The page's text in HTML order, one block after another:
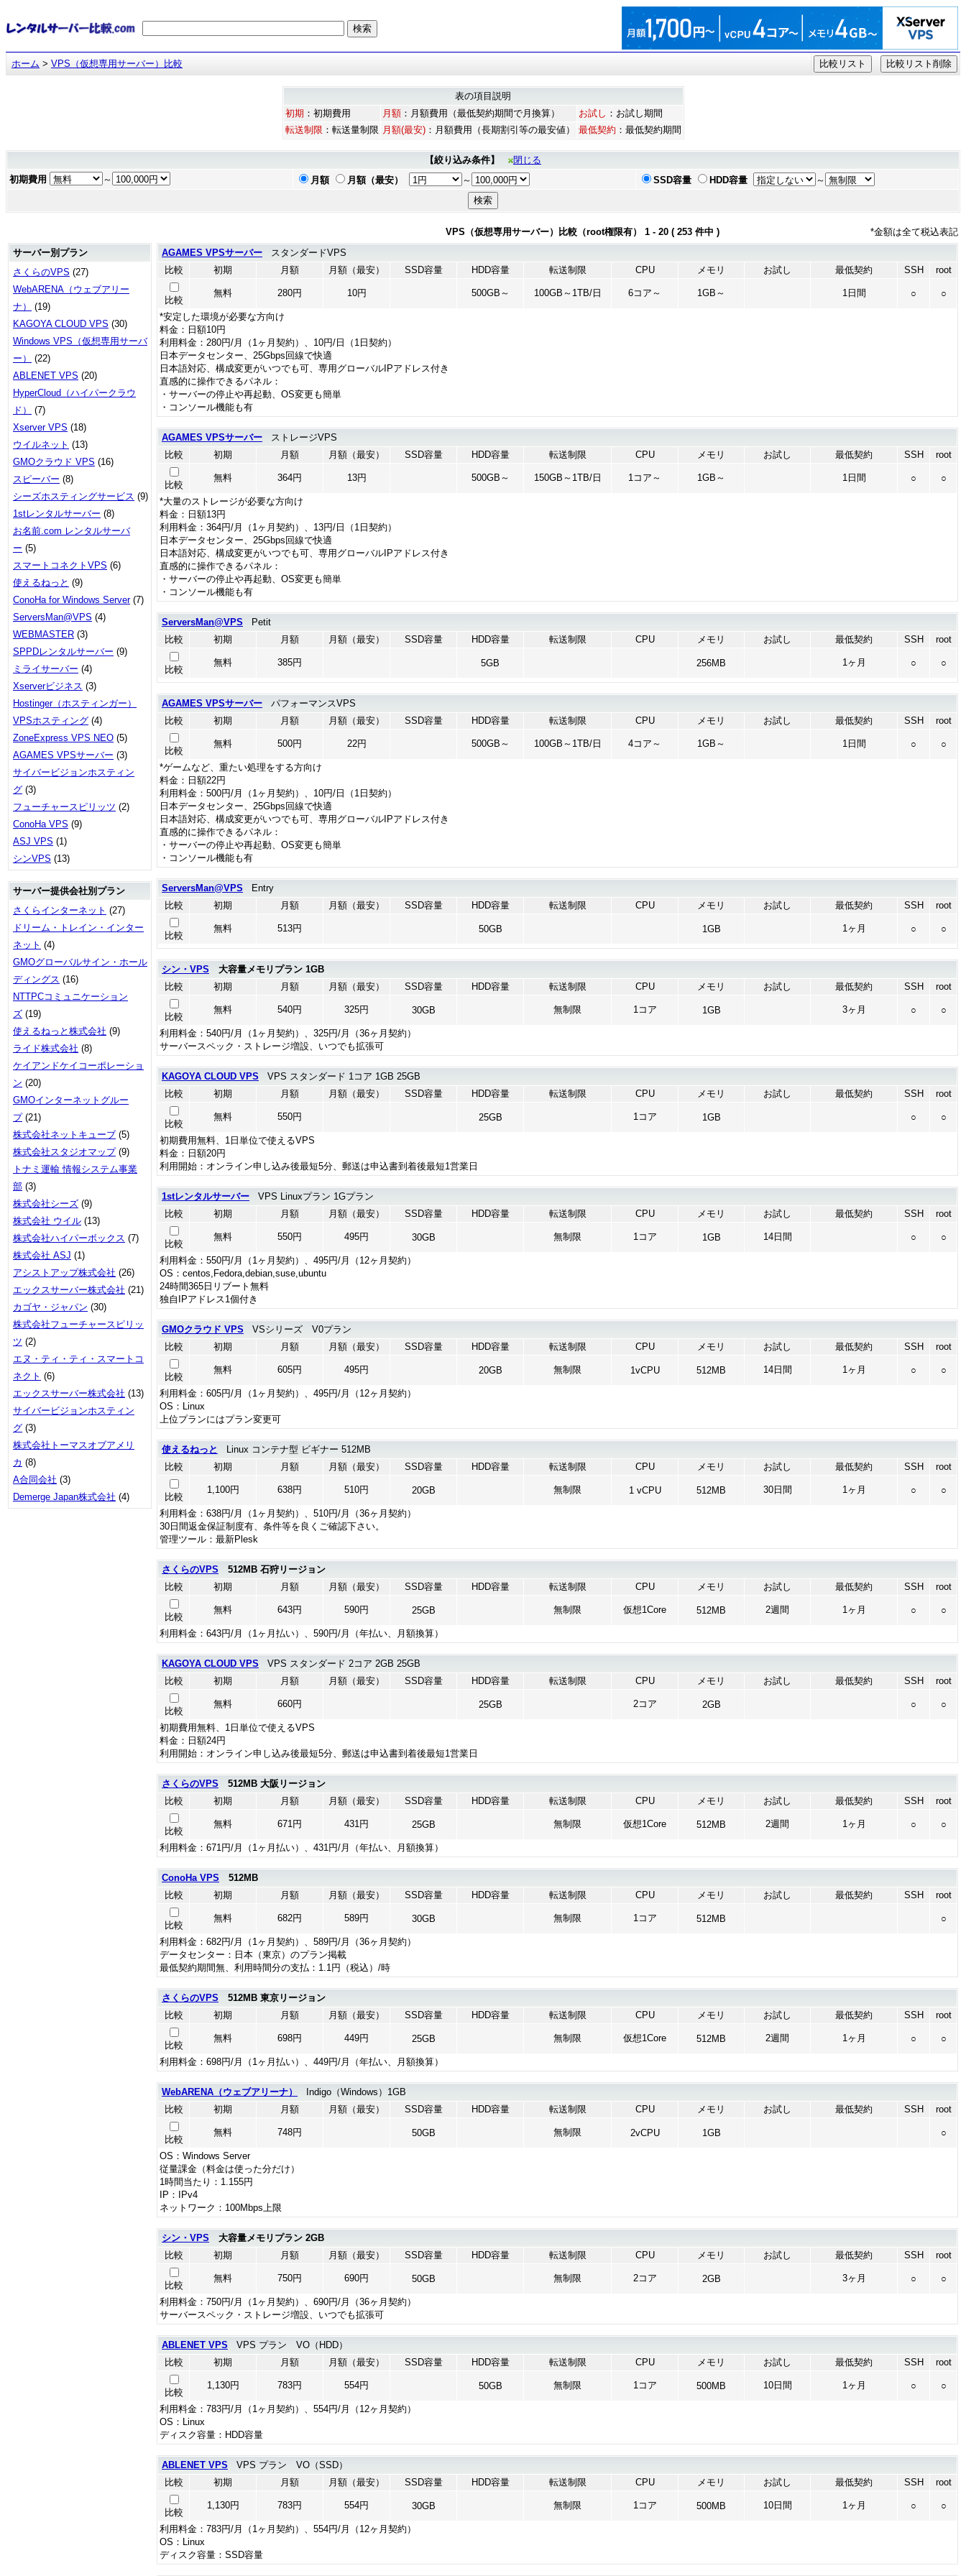
ホーム > VPS（仮想専用サーバー）比較
表の項目説明
初期 ：初期費用 月額：月額費用（最低契約期間で月換算） お試し ：お試し期間
転送制限 ：転送量制限 月額(最安)：月額費用（長期割引等の最安値） 最低契約 ：最低契約期間
【絞り込み条件】
閉じる
初期費用
～ 月額 月額（最安） ～ SSD容量 HDD容量 ～
VPS（仮想専用サーバー）比較（root権限有） 1 - 20 ( 253 件中 )
*金額は全て税込表記
サーバー別プラン
さくらのVPS (27)
WebARENA（ウェブアリー
ナ）
(19)
KAGOYA CLOUD VPS (30)
Windows VPS（仮想専用サーバ
ー）
(22)
ABLENET VPS (20)
HyperCloud（ハイパークラウ
ド）
(7)
Xserver VPS (18)
ウイルネット (13)
GMOクラウド VPS (16)
スピーバー (8)
シーズホスティングサービス (9)
1stレンタルサーバー (8)
お名前.com レンタルサーバ
ー (5)
スマートコネクトVPS (6)
使えるねっと (9)
ConoHa for Windows Server(7)
ServersMan@VPS (4)
WEBMASTER (3)
SPPDレンタルサーバー (9)
ミライサーバー (4)
Xserverビジネス (3)
Hostinger（ホスティンガー）
VPSホスティング (4)
ZoneExpress VPS NEO (5)
AGAMES VPSサーバー (3)
サイバービジョンホスティン
グ (3)
フューチャースピリッツ (2)
ConoHa VPS (9)
ASJ VPS (1)
シンVPS (13)
サーバー提供会社別プラン
さくらインターネット (27)
ドリーム・トレイン・インター
ネット (4)
GMOグローバルサイン・ホール
ディングス (16)
NTTPCコミュニケーション
ズ (19)
使えるねっと株式会社 (9)
ライド株式会社 (8)
ケイアンドケイコーポレーショ
ン (20)
GMOインターネットグルー
プ(21)
株式会社ネットキューブ (5)
株式会社スタジオマップ(9)
トナミ運輸 情報システム事業
部 (3)
株式会社シーズ (9)
株式会社 ウイル (13)
株式会社ハイパーボックス (7)
株式会社 ASJ (1)
アシストアップ株式会社 (26)
エックスサーバー株式会社 (21)
カゴヤ・ジャパン (30)
株式会社フューチャースピリッ
ツ (2)
エヌ・ティ・ティ・スマートコ
ネクト (6)
エックスサーバー株式会社 (13)
サイバービジョンホスティン
グ (3)
株式会社トーマスオブアメリ
カ (8)
A合同会社 (3)
Demerge Japan株式会社 (4)
AGAMES VPSサーバー スタンダードVPS
比較
初期 月額 月額（最安） SSD容量 HDD容量 転送制限 CPU メモリ お試し 最低契約 SSH root
比較
無料 280円 10円 500GB～ 100GB～1TB/日 6コア～ 1GB～ 1日間 ○ ○
*安定した環境が必要な方向け
料金：日額10円
利用料金：280円/月（1ヶ月契約）、10円/日（1日契約）
日本データセンター、25Gbps回線で快適
日本語対応、構成変更がいつでも可、専用グローバルIPアドレス付き
直感的に操作できるパネル：
・サーバーの停止や再起動、OS変更も簡単
・コンソール機能も有
AGAMES VPSサーバー ストレージVPS
比較
初期 月額 月額（最安） SSD容量 HDD容量 転送制限 CPU メモリ お試し 最低契約 SSH root
比較
無料 364円 13円 500GB～ 150GB～1TB/日 1コア～ 1GB～ 1日間 ○ ○
*大量のストレージが必要な方向け
料金：日額13円
利用料金：364円/月（1ヶ月契約）、13円/日（1日契約）
日本データセンター、25Gbps回線で快適
日本語対応、構成変更がいつでも可、専用グローバルIPアドレス付き
直感的に操作できるパネル：
・サーバーの停止や再起動、OS変更も簡単
・コンソール機能も有
ServersMan@VPS Petit
比較
初期 月額 月額（最安） SSD容量 HDD容量 転送制限 CPU メモリ お試し 最低契約 SSH root
比較
無料 385円 5GB 256MB 1ヶ月 ○ ○
AGAMES VPSサーバー パフォーマンスVPS
比較
初期 月額 月額（最安） SSD容量 HDD容量 転送制限 CPU メモリ お試し 最低契約 SSH root
比較
無料 500円 22円 500GB～ 100GB～1TB/日 4コア～ 1GB～ 1日間 ○ ○
*ゲームなど、重たい処理をする方向け
料金：日額22円
利用料金：500円/月（1ヶ月契約）、10円/日（1日契約）
日本データセンター、25Gbps回線で快適
日本語対応、構成変更がいつでも可、専用グローバルIPアドレス付き
直感的に操作できるパネル：
・サーバーの停止や再起動、OS変更も簡単
・コンソール機能も有
ServersMan@VPS Entry
比較
初期 月額 月額（最安） SSD容量 HDD容量 転送制限 CPU メモリ お試し 最低契約 SSH root
比較
無料 513円 50GB 1GB 1ヶ月 ○ ○
シン・VPS
大容量メモリプラン 1GB
比較
初期 月額 月額（最安） SSD容量 HDD容量 転送制限 CPU メモリ お試し 最低契約 SSH root
比較
無料 540円 325円 30GB 無制限 1コア 1GB 3ヶ月 ○ ○
利用料金：540円/月（1ヶ月契約）、325円/月（36ヶ月契約）
サーバースペック・ストレージ増設、いつでも拡張可
KAGOYA CLOUD VPS VPS スタンダード 1コア 1GB 25GB
比較
初期 月額 月額（最安） SSD容量 HDD容量 転送制限 CPU メモリ お試し 最低契約 SSH root
比較
無料 550円 25GB 1コア 1GB ○ ○
初期費用無料、1日単位で使えるVPS
料金：日額20円
利用開始：オンライン申し込み後最短5分、郵送は申込書到着後最短1営業日
1stレンタルサーバー VPS Linuxプラン 1Gプラン
比較
初期 月額 月額（最安） SSD容量 HDD容量 転送制限 CPU メモリ お試し 最低契約 SSH root
比較
無料 550円 495円 30GB 無制限 1コア 1GB 14日間 ○ ○
利用料金：550円/月（1ヶ月契約）、495円/月（12ヶ月契約）
OS：centos,Fedora,debian,suse,ubuntu
24時間365日リブート無料
独自IPアドレス1個付き
GMOクラウド VPS VSシリーズ V0プラン
比較
初期 月額 月額（最安） SSD容量 HDD容量 転送制限 CPU メモリ お試し 最低契約 SSH root
比較
無料 605円 495円 20GB 無制限 1vCPU 512MB 14日間 1ヶ月 ○ ○
利用料金：605円/月（1ヶ月契約）、495円/月（12ヶ月契約）
OS：Linux
上位プランにはプラン変更可
使えるねっと
Linux コンテナ型 ビギナー 512MB
比較
初期 月額 月額（最安） SSD容量 HDD容量 転送制限 CPU メモリ お試し 最低契約 SSH root
比較
1,100円 638円 510円 20GB 無制限 1 vCPU 512MB 30日間 1ヶ月 ○ ○
利用料金：638円/月（1ヶ月契約）、510円/月（36ヶ月契約）
30日間返金保証制度有、条件等を良くご確認下さい。
管理ツール：最新Plesk
さくらのVPS
512MB 石狩リージョン
比較
初期 月額 月額（最安） SSD容量 HDD容量 転送制限 CPU メモリ お試し 最低契約 SSH root
比較
無料 643円 590円 25GB 無制限 仮想1Core 512MB 2週間 1ヶ月 ○ ○
利用料金：643円/月（1ヶ月払い）、590円/月（年払い、月額換算）
KAGOYA CLOUD VPS VPS スタンダード 2コア 2GB 25GB
比較
初期 月額 月額（最安） SSD容量 HDD容量 転送制限 CPU メモリ お試し 最低契約 SSH root
比較
無料 660円 25GB 2コア 2GB ○ ○
初期費用無料、1日単位で使えるVPS
料金：日額24円
利用開始：オンライン申し込み後最短5分、郵送は申込書到着後最短1営業日
さくらのVPS
512MB 大阪リージョン
比較
初期 月額 月額（最安） SSD容量 HDD容量 転送制限 CPU メモリ お試し 最低契約 SSH root
比較
無料 671円 431円 25GB 無制限 仮想1Core 512MB 2週間 1ヶ月 ○ ○
利用料金：671円/月（1ヶ月払い）、431円/月（年払い、月額換算）
ConoHa VPS
512MB
比較
初期 月額 月額（最安） SSD容量 HDD容量 転送制限 CPU メモリ お試し 最低契約 SSH root
比較
無料 682円 589円 30GB 無制限 1コア 512MB ○
利用料金：682円/月（1ヶ月契約）、589円/月（36ヶ月契約）
データセンター：日本（東京）のプラン掲載
最低契約期間無、利用時間分の支払：1.1円（税込）/時
さくらのVPS
512MB 東京リージョン
比較
初期 月額 月額（最安） SSD容量 HDD容量 転送制限 CPU メモリ お試し 最低契約 SSH root
比較
無料 698円 449円 25GB 無制限 仮想1Core 512MB 2週間 1ヶ月 ○ ○
利用料金：698円/月（1ヶ月払い）、449円/月（年払い、月額換算）
WebARENA（ウェブアリーナ）
Indigo（Windows）1GB
比較
初期 月額 月額（最安） SSD容量 HDD容量 転送制限 CPU メモリ お試し 最低契約 SSH root
比較
無料 748円 50GB 無制限 2vCPU 1GB ○
OS：Windows Server
従量課金（料金は使った分だけ）
1時間当たり：1.155円
IP：IPv4
ネットワーク：100Mbps上限
シン・VPS
大容量メモリプラン 2GB
比較
初期 月額 月額（最安） SSD容量 HDD容量 転送制限 CPU メモリ お試し 最低契約 SSH root
比較
無料 750円 690円 50GB 無制限 2コア 2GB 3ヶ月 ○ ○
利用料金：750円/月（1ヶ月契約）、690円/月（36ヶ月契約）
サーバースペック・ストレージ増設、いつでも拡張可
ABLENET VPS VPS プラン VO（HDD）
比較
初期 月額 月額（最安） SSD容量 HDD容量 転送制限 CPU メモリ お試し 最低契約 SSH root
比較
1,130円 783円 554円 50GB 無制限 1コア 500MB 10日間 1ヶ月 ○ ○
利用料金：783円/月（1ヶ月契約）、554円/月（12ヶ月契約）
OS：Linux
ディスク容量：HDD容量
ABLENET VPS VPS プラン VO（SSD）
比較
初期 月額 月額（最安） SSD容量 HDD容量 転送制限 CPU メモリ お試し 最低契約 SSH root
比較
1,130円 783円 554円 30GB 無制限 1コア 500MB 10日間 1ヶ月 ○ ○
利用料金：783円/月（1ヶ月契約）、554円/月（12ヶ月契約）
OS：Linux
ディスク容量：SSD容量